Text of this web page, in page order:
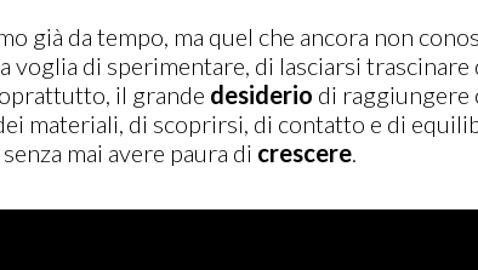
già da tempo, ma quel che ancora non
voglia di sperimentare, di lasciarsi
il grande desiderio di raggiungere
materiali, di scoprirsi, di contatto e di
mai avere paura di crescere.